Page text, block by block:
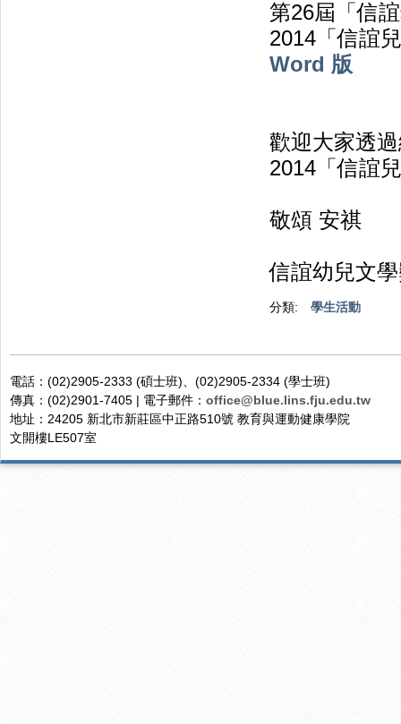
第26屆「信
2014「信誼
Word 版
歡迎大家透
2014「信誼
敬頌 安祺
信誼幼兒文
分類: 學生活動
電話：(02)2905-2333 (碩士班)、(02)2905-2334 (學士班)
傳真：(02)2901-7405 | 電子郵件： office@blue.lins.fju.edu.tw
地址：24205 新北市新莊區中正路510號 教育與運動健康學院
文開樓LE507室